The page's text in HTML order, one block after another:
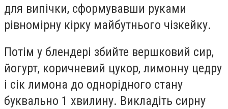
для випічки, сформувавши руками
рівномірну кірку майбутнього чізкейку.
Потім у блендері збийте вершковий сир,
йогурт, коричневий цукор, лимонну цедру
і сік лимона до однорідного стану
буквально 1 хвилину. Викладіть сирну